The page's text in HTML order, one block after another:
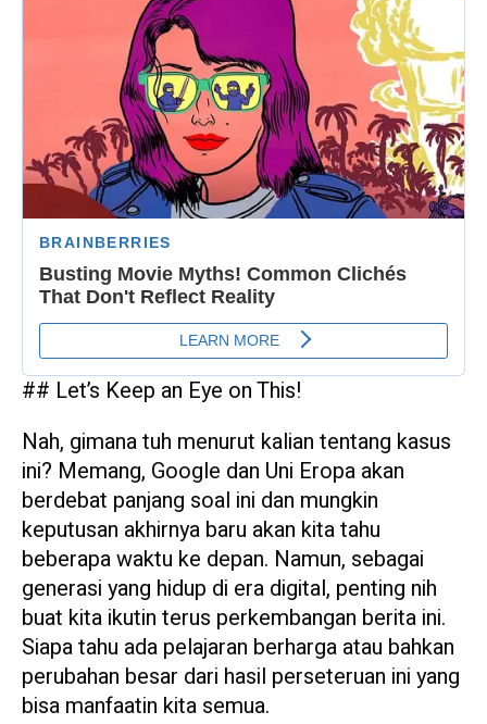
## Let’s Keep an Eye on This!
Nah, gimana tuh menurut kalian tentang kasus
ini? Memang, Google dan Uni Eropa akan
berdebat panjang soal ini dan mungkin
keputusan akhirnya baru akan kita tahu
beberapa waktu ke depan. Namun, sebagai
generasi yang hidup di era digital, penting nih
buat kita ikutin terus perkembangan berita ini.
Siapa tahu ada pelajaran berharga atau bahkan
perubahan besar dari hasil perseteruan ini yang
bisa manfaatin kita semua.